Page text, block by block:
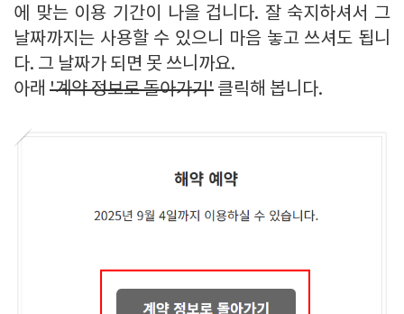
에 맞는 이용 기간이 나올 겁니다. 잘 숙지하셔서 그
날짜까지는 사용할 수 있으니 마음 놓고 쓰셔도 됩니
다. 그 날짜가 되면 못 쓰니까요.
아래 '계약 정보로 돌아가기' 클릭해 봅니다.